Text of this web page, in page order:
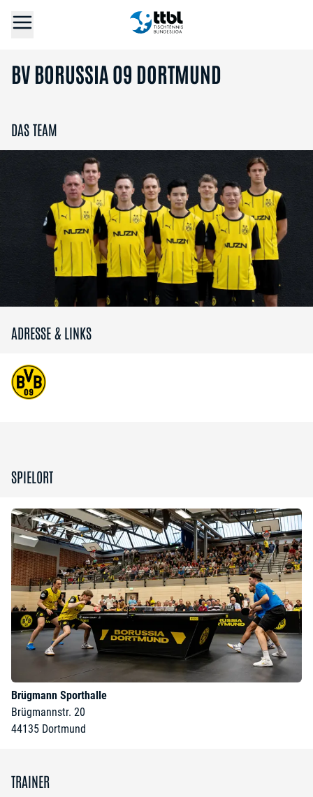
BV BORUSSIA 09 DORTMUND
DAS TEAM
ADRESSE & LINKS
SPIELORT
Brügmann Sporthalle
Brügmannstr. 20
44135 Dortmund
TRAINER